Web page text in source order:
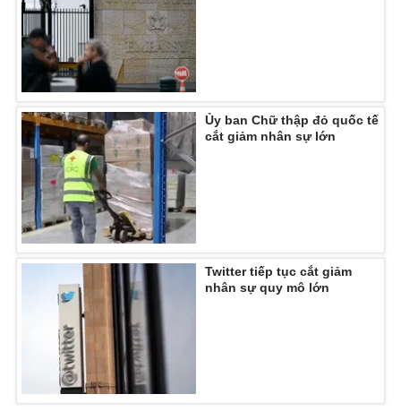
Liên hệ tòa soạn English
THỜI BÁO VTV
Theo dõi báo trên
Cơ quan chủ quản:Đài Truyền hình Việt Nam
Cơ quan báo chí:Thời báo VTV
Giấy phép hoạt động báo in và báo điện tử số 483/GP-BTTTT
cấp ngày 29/12/2023
Tổng Biên tập:
Vũ Thanh Thủy
Phó Tổng Biên tập: Nguyễn Thị Mỹ Hạnh, Phạm Quốc Thắng,
Nguyễn Trọng Ninh
Tổng đài VTV:024.38 355 931 - 024.38 355 932
Ủy ban Chữ thập đỏ quốc tế
cắt giảm nhân sự lớn
Twitter tiếp tục cắt giảm
nhân sự quy mô lớn